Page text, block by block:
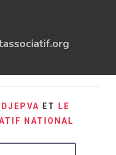
DJEPVA ET
LE
NATIONAL